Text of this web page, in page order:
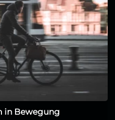
in Bewegung